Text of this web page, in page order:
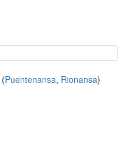
(Puentenansa, Rionansa)